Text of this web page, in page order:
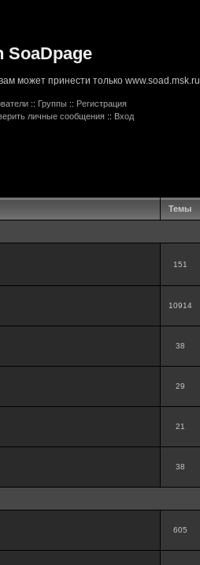
SoaDpage
может принести только www.soad.msk.ru
:: Группы :: Регистрация
личные сообщения :: Вход
Темы
151
10914
38
29
21
38
605